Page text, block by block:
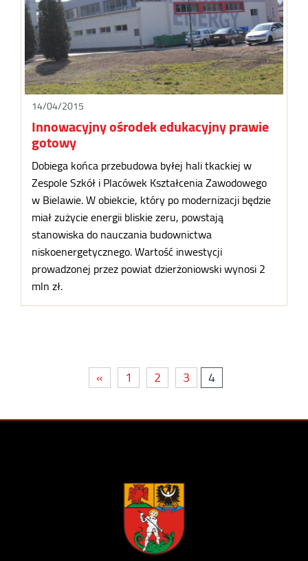
14/04/2015
Innowacyjny ośrodek edukacyjny prawie
gotowy
Dobiega końca przebudowa byłej hali tkackiej w
Zespole Szkół i Placówek Kształcenia Zawodowego
w Bielawie. W obiekcie, który po modernizacji będzie
miał zużycie energii bliskie zeru, powstają
stanowiska do nauczania budownictwa
niskoenergetycznego. Wartość inwestycji
prowadzonej przez powiat dzierżoniowski wynosi 2
mln zł.
« 1 2 3 4